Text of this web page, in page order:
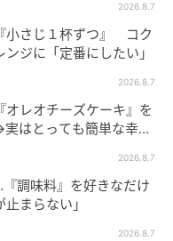
いワインって？
せるために絶対に欠
初夏の夕暮れ、心地
、僕の生まれ故郷で
スティ）」をおす
ティ）」のアステ
分にこれ以上ないほ
2026.8.7
小さじ１杯ずつ』 コク
ジに「定番にしたい」
2026.8.7
レオチーズケーキ』を
はとっても簡単な幸せ
2026.8.7
調味料』を好きなだけ
まらない」
2026.8.7